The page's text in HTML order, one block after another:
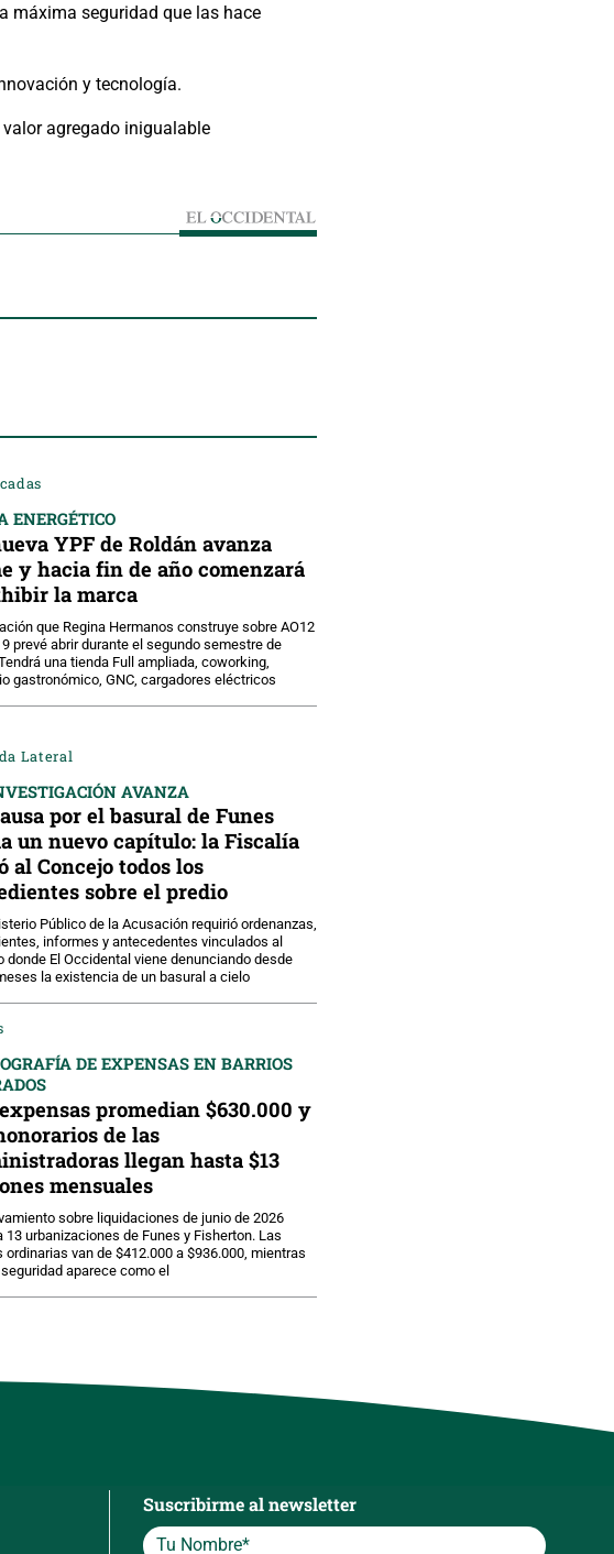
máxima seguridad que las hace
y tecnología.
agregado inigualable
ENERGÉTICO
YPF de Roldán avanza
y hacia fin de año comenzará
la marca
que Regina Hermanos construye sobre AO12
9 prevé abrir durante el segundo semestre de
una tienda Full ampliada, coworking,
gastronómico, GNC, cargadores eléctricos
Lateral
AVANZA
por el basural de Funes
un nuevo capítulo: la Fiscalía
al Concejo todos los
sobre el predio
Público de la Acusación requirió ordenanzas,
informes y antecedentes vinculados al
donde El Occidental viene denunciando desde
la existencia de un basural a cielo
DE EXPENSAS EN BARRIOS
promedian $630.000 y
de las
llegan hasta $13
mensuales
sobre liquidaciones de junio de 2026
13 urbanizaciones de Funes y Fisherton. Las
ordinarias van de $412.000 a $936.000, mientras
aparece como el
Suscribirme al newsletter